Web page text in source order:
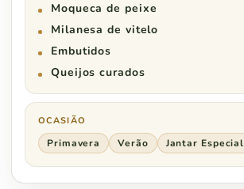
Moqueca de peixe
Milanesa de vitelo
Embutidos
Queijos curados
OCASIÃO
Primavera Verão Jantar Especial